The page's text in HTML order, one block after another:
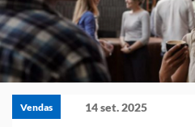
Vendas 14 set. 2025